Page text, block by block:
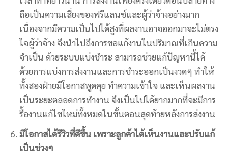
ถือเป็นความเสี่ยงของฟรีแลนซ์และผู้ว่าจ้างอย่างมาก
เนื่องจากมีความเป็นไปได้สูงที่ผลงานอาจออกมาจะไม่ตรง
ใจผู้ว่าจ้าง จึงนำไปถึงการขอแก้งานในปริมาณที่เกินความ
จำเป็น ด้วยระบบแบ่งชำระ สามารถช่วยแก้ปัญหานี้ได้
ด้วยการแบ่งการส่งงานและการชำระออกเป็นงวดๆ ทำให้
ทั้งสองฝ่ายมีโอกาสพูดคุย ทำความเข้าใจ และเห็นผลงาน
เป็นระยะตลอดการทำงาน จึงเป็นไปได้ยากมากที่จะมีการ
รื้องานแก้ไขใหม่ทั้งหมดในขั้นตอนสุดท้ายหลังการส่งงาน
มีโอกาสได้รีวิวที่ดีขึ้น เพราะลูกค้าได้เห็นงานและปรับแก้
เป็นช่วงๆ